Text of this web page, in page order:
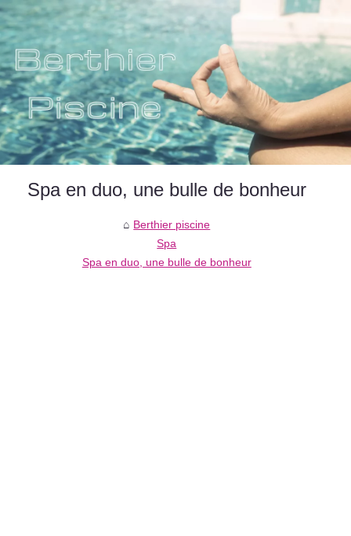
Spa en duo, une bulle de bonheur
Berthier piscine
Spa
Spa en duo, une bulle de bonheur